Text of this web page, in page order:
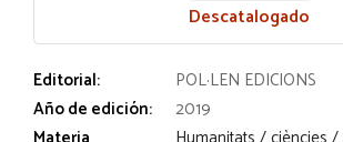
Descatalogado
Editorial:
POL·LEN EDICIONS
Año de edición:
2019